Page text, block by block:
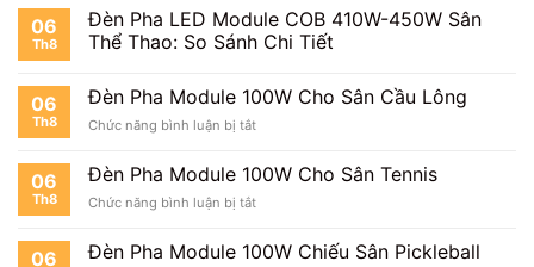
Pha
Module
100W
Sân
Mini
06
Th8
Đèn Pha LED Module COB 410W-450W Sân
Thể Thao: So Sánh Chi Tiết
06
Th8
Đèn Pha Module 100W Cho Sân Cầu Lông
Chức năng bình luận bị tắtở
Pha
Module
100W
Sân
06
Th8
Đèn Pha Module 100W Cho Sân Tennis
Chức năng bình luận bị tắtở
Pha
Module
06 Đèn Pha Module 100W Chiếu Sân Pickleball